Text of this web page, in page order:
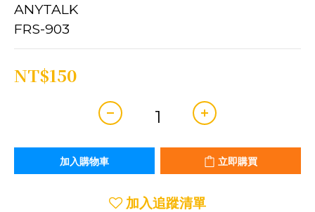
ANYTALK
FRS-903
NT$150
加入購物車 立即購買
加入追蹤清單